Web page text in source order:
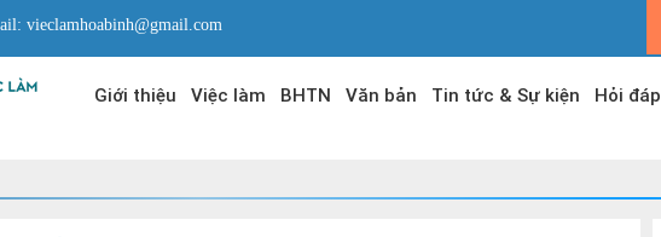
vieclamhoabinh@gmail.com
Giới thiệu Việc làm BHTN Văn bản Tin tức & Sự kiện Hỏi đáp